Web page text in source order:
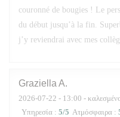
couronné de bougies ! Le
du début jusqu’à la fin.
j’y reviendrai avec mes
Graziella A
2026-07-22 - 13:00 -
Υπηρεσία : 5/5 Ατμόσφαιρα :